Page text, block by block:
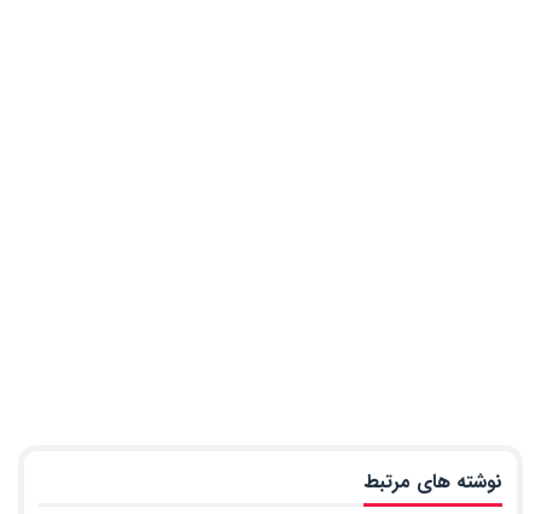
نوشته های مرتبط